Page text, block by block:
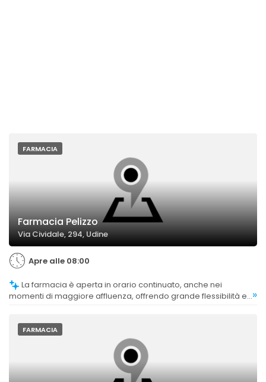
FARMACIA
Farmacia Pelizzo
Via Cividale, 294, Udine
Apre alle 08:00
momenti di maggiore affluenza, offrendo grande flessibilità e »
FARMACIA